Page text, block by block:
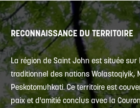
RECONNAISSANCE DU TERRITOIRE
La région de Saint John est située sur
traditionnel des nations Wolastoqiyik,
Peskotomuhkati. Ce territoire est
paix et d'amitié conclus avec la